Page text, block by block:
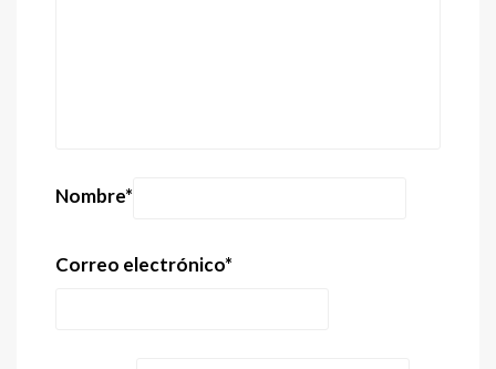
Nombre*
Correo electrónico*